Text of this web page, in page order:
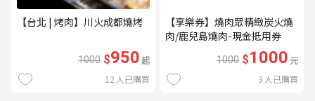
【台北 | 烤肉】川火成都燒烤
1000 $950起
12 人已購買
【享樂券】燒肉眾精緻炭火燒
肉/鹿兒島燒肉-現金抵用券
1000 $1000元
3 人已購買